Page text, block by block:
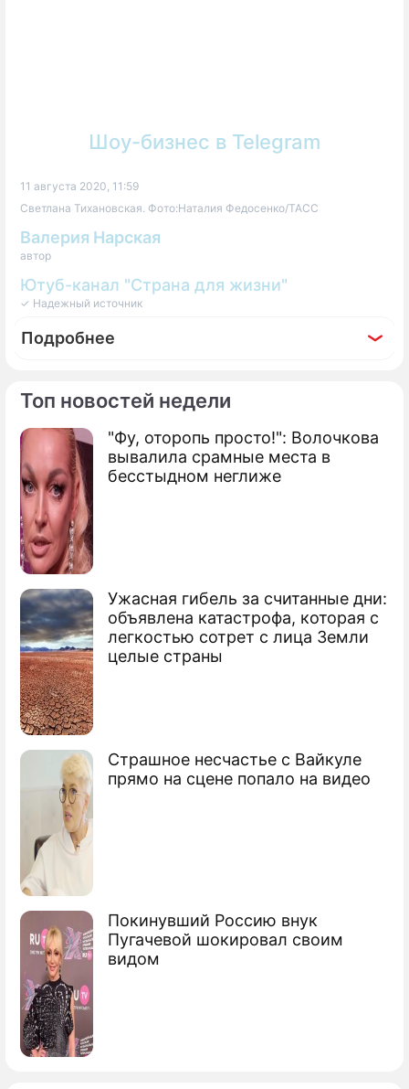
Топ новостей недели
"Фу, оторопь просто!": Волочкова
вывалила срамные места в
бесстыдном неглиже
Ужасная гибель за считанные дни:
объявлена катастрофа, которая с
легкостью сотрет с лица Земли
целые страны
Страшное несчастье с Вайкуле
прямо на сцене попало на видео
Покинувший Россию внук
Пугачевой шокировал своим
видом
Шоу-бизнес в Telegram
11 августа 2020, 11:59
Светлана Тихановская. Фото:Наталия Федосенко/ТАСС
Валерия Нарская
автор
Ютуб-канал "Страна для жизни"
✓ Надежный источник
Подробнее
Фоторепортаж
Самые яркие кадры второго дня протестов
в Белоруссии